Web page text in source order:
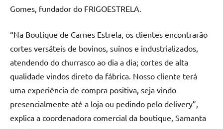
Gomes, fundador do FRIGOESTRELA.
“Na Boutique de Carnes Estrela, os clientes encontrarão
cortes versáteis de bovinos, suínos e industrializados,
atendendo do churrasco ao dia a dia; cortes de alta
qualidade vindos direto da fábrica. Nosso cliente terá
uma experiência de compra positiva, seja vindo
presencialmente até a loja ou pedindo pelo delivery”,
explica a coordenadora comercial da boutique, Samanta